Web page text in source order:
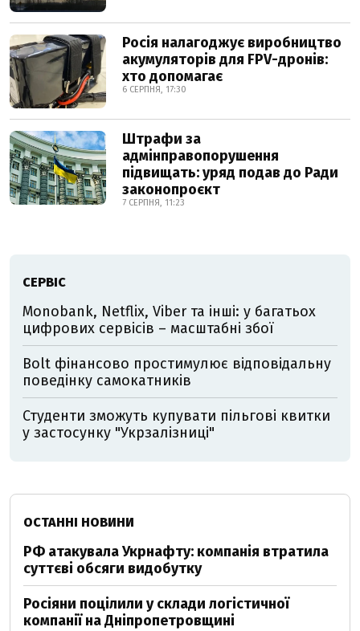
Росія налагоджує виробництво
акумуляторів для FPV-дронів:
хто допомагає
6 СЕРПНЯ, 17:30
Штрафи за
адмінправопорушення
підвищать: уряд подав до Ради
законопроєкт
7 СЕРПНЯ, 11:23
СЕРВІС
Monobank, Netflix, Viber та інші: у багатьох
цифрових сервісів – масштабні збої
Bolt фінансово простимулює відповідальну
поведінку самокатників
Студенти зможуть купувати пільгові квитки
у застосунку "Укрзалізниці"
ОСТАННІ НОВИНИ
РФ атакувала Укрнафту: компанія втратила
суттєві обсяги видобутку
Росіяни поцілили у склади логістичної
компанії на Дніпропетровщині